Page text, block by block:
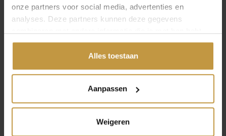
onze partners voor social media, advertenties en
analyses. Deze partners kunnen deze gegevens
gedeeld of die ze hebben verzameld via jouw gebruik van
Alles toestaan
Aanpassen
Weigeren
INFORMATIE OVER BOCCIA
Boccia ontwerpt horloges en sieraden van zuiver
titanium. Dat maakt ze sterk, licht en comfortabel om te
dragen. De tijdloze ontwerpen en hoge kwaliteit passen
bij elke stijl en gelegenheid. Perfect voor wie houdt van
stijl en draaggemak.